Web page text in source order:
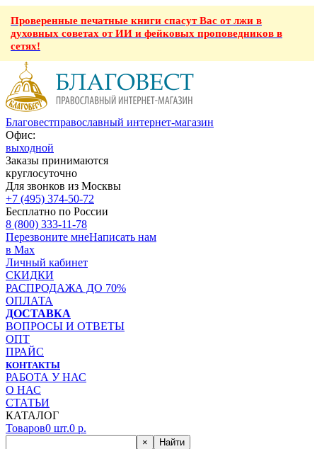
Проверенные печатные книги спасут Вас от лжи в
духовных советах от ИИ и фейковых проповедников в
сетях!
Благовестправославный интернет-магазин
Офис:
выходной
Заказы принимаются
круглосуточно
Для звонков из Москвы
+7 (495) 374-50-72
Бесплатно по России
8 (800) 333-11-78
Перезвоните мнеНаписать нам
в Max
Личный кабинет
СКИДКИ
РАСПРОДАЖА ДО 70%
ОПЛАТА
ДОСТАВКА
ВОПРОСЫ И ОТВЕТЫ
ОПТ
ПРАЙС
КОНТАКТЫ
РАБОТА У НАС
О НАС
СТАТЬИ
КАТАЛОГ
Товаров0 шт.0 р.
× Найти